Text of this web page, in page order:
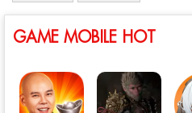
GAME MOBILE HOT